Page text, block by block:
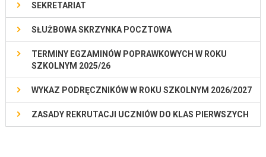
SEKRETARIAT
SŁUŻBOWA SKRZYNKA POCZTOWA
TERMINY EGZAMINÓW POPRAWKOWYCH W ROKU
SZKOLNYM 2025/26
WYKAZ PODRĘCZNIKÓW W ROKU SZKOLNYM 2026/2027
ZASADY REKRUTACJI UCZNIÓW DO KLAS PIERWSZYCH